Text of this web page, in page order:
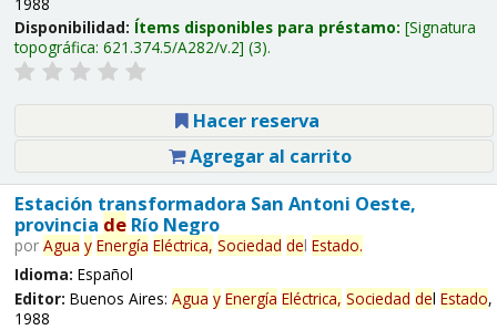
Disponibilidad: Ítems disponibles para préstamo: Signatura
topográfica: 621.374.5/A282/v.2 (3).
Hacer reserva
Agregar al carrito
Estación transformadora San Antoni Oeste,
provincia deRío Negro
por Agua y Energía Eléctrica, Sociedad del Estado.
Idioma: Español
Editor: Buenos Aires: Agua y Energía Eléctrica, Sociedad del Estado,
1988